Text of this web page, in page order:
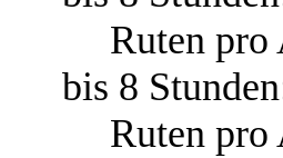
Ruten pro
bis 8
Ruten pro